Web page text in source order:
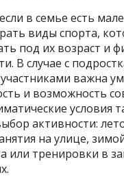
в семье есть
виды спорта,
под их возраст и
В случае с
важна
и возможность
условия
активности:
на улице,
или тренировки в